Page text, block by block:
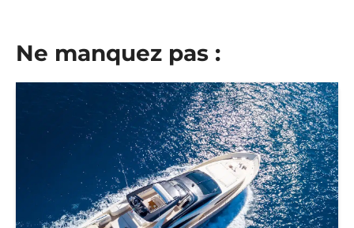
Ne manquez pas :